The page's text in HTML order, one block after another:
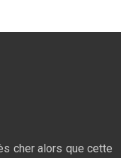
cher alors que cette